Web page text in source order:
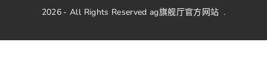
2026 - All Rights Reservedag旗舰厅官方网站 .